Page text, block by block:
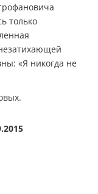
только
«Я никогда не